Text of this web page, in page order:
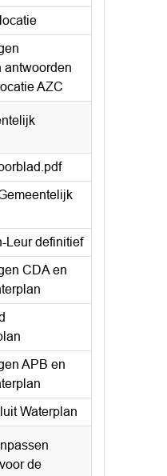
antwoorden
AZC
Leur definitief
CDA en
APB en
Waterplan
de